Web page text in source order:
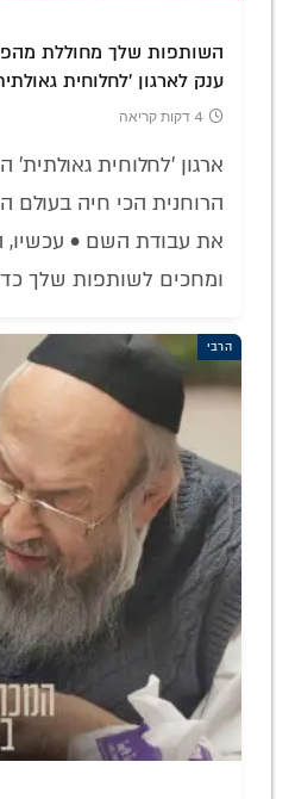
השותפות שלך מחוללת
ענק לארגון 'לחלוחית
4 דקות קריאה
ארגון 'לחלוחית גאולתית'
הרוחנית הכי חיה בעולם
את עבודת השם •
ומחכים לשותפות שלך
הרבי